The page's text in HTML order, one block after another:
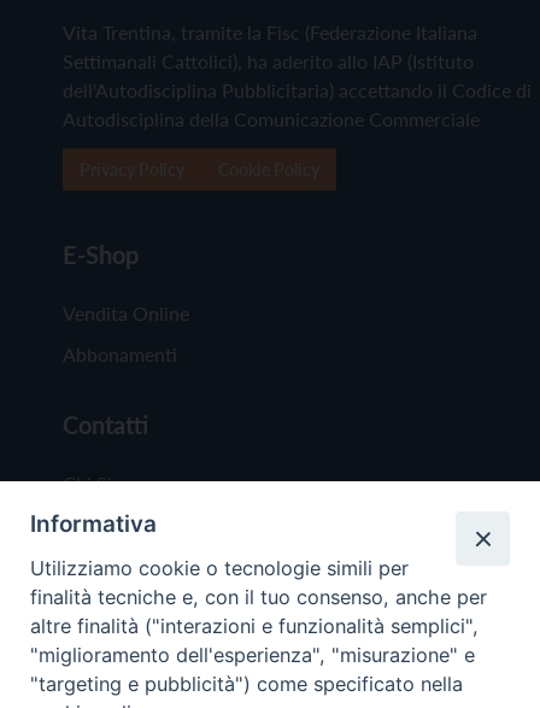
Vita Trentina, tramite la Fisc (Federazione Italiana
Settimanali Cattolici), ha aderito allo IAP (Istituto
dell'Autodisciplina Pubblicitaria) accettando il Codice di
Autodisciplina della Comunicazione Commerciale
E-Shop
Vendita Online
Abbonamenti
Contatti
Chi Siamo
Redazione
Scrivici
Informativa
Utilizziamo cookie o tecnologie simili per
finalità tecniche e, con il tuo consenso, anche per
altre finalità ("interazioni e funzionalità semplici",
"miglioramento dell'esperienza", "misurazione" e
"targeting e pubblicità") come specificato nella